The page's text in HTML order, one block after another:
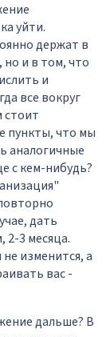
уйти.
держат в
и в том, что
и
все вокруг
стоит
пункты, что мы
аналогичные
с кем-нибудь?
дать
2-3 месяца.
изменится, а
вас -
дальше? В